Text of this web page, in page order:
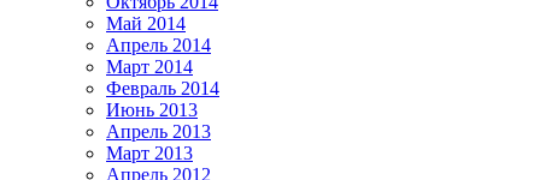
Май 2014
Апрель 2014
Март 2014
Февраль 2014
Июнь 2013
Апрель 2013
Март 2013
Апрель 2012